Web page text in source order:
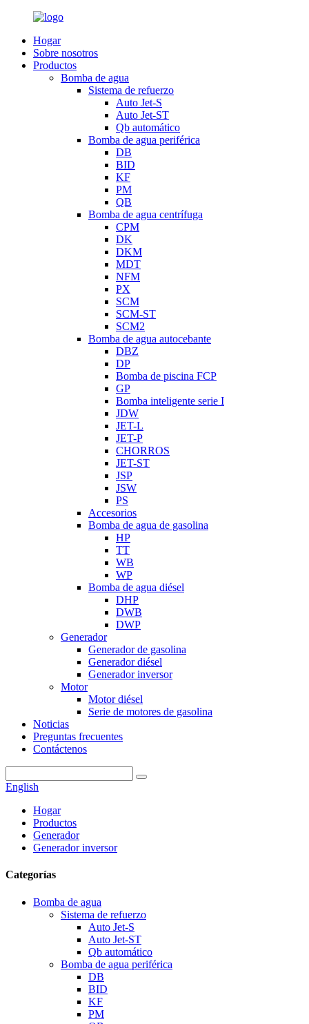
Hogar
Sobre nosotros
Productos
Bomba de agua
Sistema de refuerzo
Auto Jet-S
Auto Jet-ST
Qb automático
Bomba de agua periférica
DB
BID
KF
PM
QB
Bomba de agua centrífuga
CPM
DK
DKM
MDT
NFM
PX
SCM
SCM-ST
SCM2
Bomba de agua autocebante
DBZ
DP
Bomba de piscina FCP
GP
Bomba inteligente serie I
JDW
JET-L
JET-P
CHORROS
JET-ST
JSP
JSW
PS
Accesorios
Bomba de agua de gasolina
HP
TT
WB
WP
Bomba de agua diésel
DHP
DWB
DWP
Generador
Generador de gasolina
Generador diésel
Generador inversor
Motor
Motor diésel
Serie de motores de gasolina
Noticias
Preguntas frecuentes
Contáctenos
English
Hogar
Productos
Generador
Generador inversor
Categorías
Bomba de agua
Sistema de refuerzo
Auto Jet-S
Auto Jet-ST
Qb automático
Bomba de agua periférica
DB
BID
KF
PM